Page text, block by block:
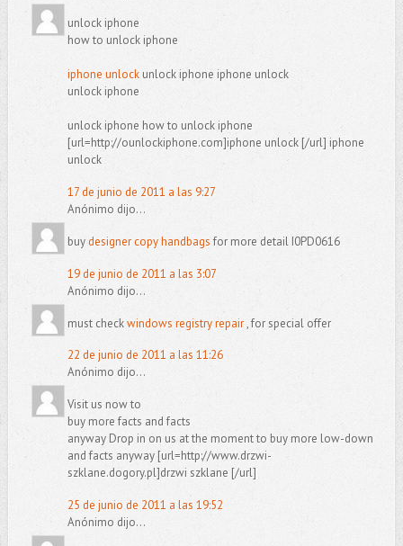
unlock iphone
how to unlock iphone
iphone unlockunlock iphone iphone unlock
unlock iphone
unlock iphone how to unlock iphone
[url=http://ounlockiphone.com]iphone unlock [/url] iphone
unlock
17 de junio de 2011 a las 9:27
Anónimo dijo...
buydesigner copy handbagsfor more detail I0PD0616
19 de junio de 2011 a las 3:07
Anónimo dijo...
must checkwindows registry repair, for special offer
22 de junio de 2011 a las 11:26
Anónimo dijo...
Visit us now to
buy more facts and facts
anyway Drop in on us at the moment to buy more low-down
and facts anyway [url=http://www.drzwi-
szklane.dogory.pl]drzwi szklane [/url]
25 de junio de 2011 a las 19:52
Anónimo dijo...